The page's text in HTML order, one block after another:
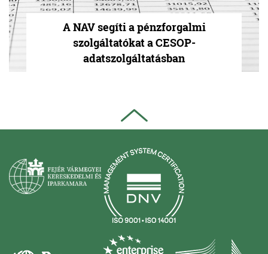
A NAV segíti a pénzforgalmi
szolgáltatókat a CESOP-
adatszolgáltatásban